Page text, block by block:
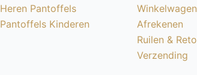
Heren Pantoffels
Pantoffels Kinderen
Winkelwagen
Afrekenen
Ruilen &
Verzending